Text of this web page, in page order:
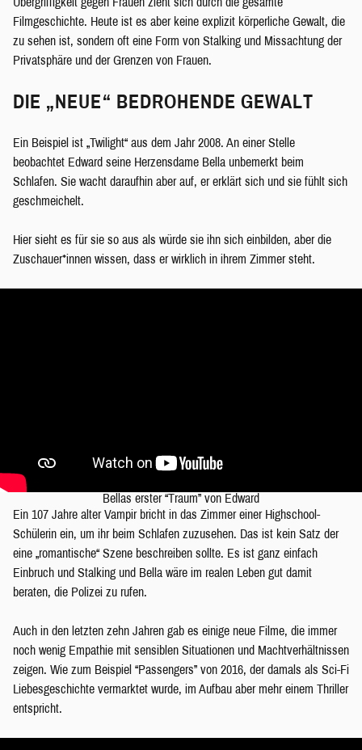
Filmgeschichte. Heute ist es aber keine explizit körperliche Gewalt, die
zu sehen ist, sondern oft eine Form von Stalking und Missachtung der
Privatsphäre und der Grenzen von Frauen.
DIE „NEUE“ BEDROHENDE GEWALT
Ein Beispiel ist „Twilight“ aus dem Jahr 2008. An einer Stelle
beobachtet Edward seine Herzensdame Bella unbemerkt beim
Schlafen. Sie wacht daraufhin aber auf, er erklärt sich und sie fühlt sich
geschmeichelt.
Hier sieht es für sie so aus als würde sie ihn sich einbilden, aber die
Zuschauer*innen wissen, dass er wirklich in ihrem Zimmer steht.
Bellas erster “Traum” von Edward
Ein 107 Jahre alter Vampir bricht in das Zimmer einer Highschool-
Schülerin ein, um ihr beim Schlafen zuzusehen. Das ist kein Satz der
eine „romantische“ Szene beschreiben sollte. Es ist ganz einfach
Einbruch und Stalking und Bella wäre im realen Leben gut damit
beraten, die Polizei zu rufen.
Auch in den letzten zehn Jahren gab es einige neue Filme, die immer
noch wenig Empathie mit sensiblen Situationen und Machtverhältnissen
zeigen. Wie zum Beispiel “Passengers” von 2016, der damals als Sci-Fi
Liebesgeschichte vermarktet wurde, im Aufbau aber mehr einem Thriller
entspricht.